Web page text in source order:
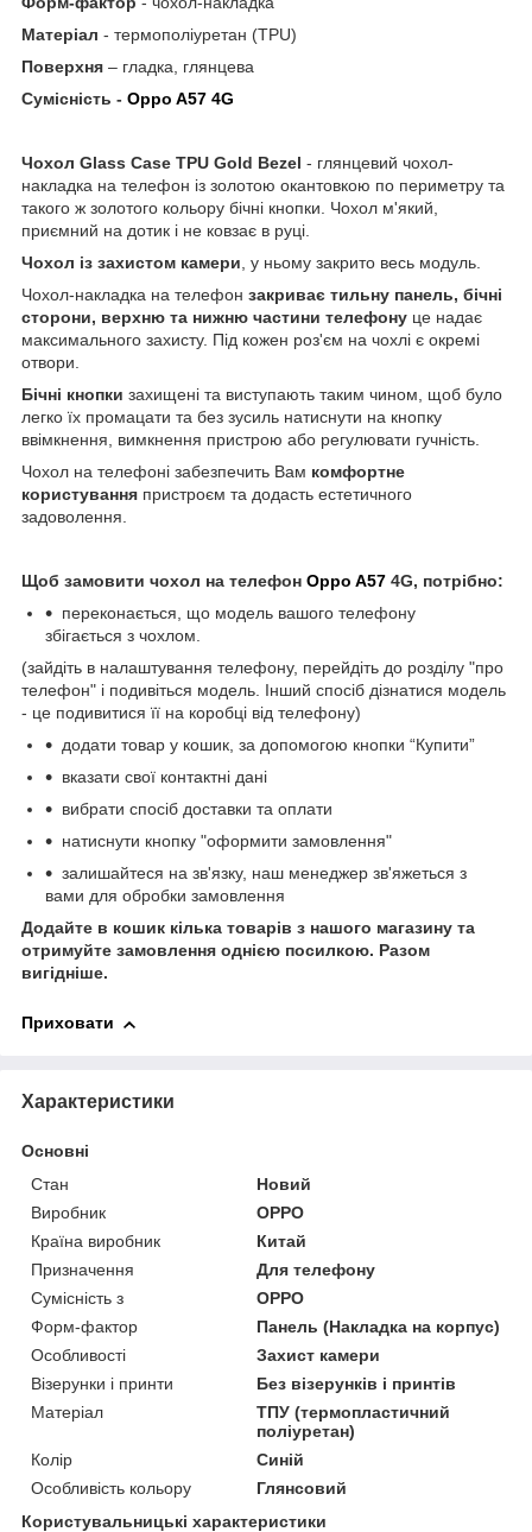
Матеріал - термополіуретан (TPU)
Поверхня – гладка, глянцева
Сумісність - Oppo A57 4G
Чохол Glass Case TPU Gold Bezel - глянцевий чохол-
накладка на телефон із золотою окантовкою по периметру та
такого ж золотого кольору бічні кнопки. Чохол м'який,
приємний на дотик і не ковзає в руці.
Чохол із захистом камери, у ньому закрито весь модуль.
Чохол-накладка на телефон закриває тильну панель, бічні
сторони, верхню та нижню частини телефону це надає
максимального захисту. Під кожен роз'єм на чохлі є окремі
отвори.
Бічні кнопки захищені та виступають таким чином, щоб було
легко їх промацати та без зусиль натиснути на кнопку
ввімкнення, вимкнення пристрою або регулювати гучність.
Чохол на телефоні забезпечить Вам комфортне
користування пристроєм та додасть естетичного
задоволення.
Щоб замовити чохол на телефон Oppo A57 4G, потрібно:
переконається, що модель вашого телефону
збігається з чохлом.
(зайдіть в налаштування телефону, перейдіть до розділу "про
телефон" і подивіться модель. Інший спосіб дізнатися модель
- це подивитися її на коробці від телефону)
додати товар у кошик, за допомогою кнопки “Купити”
вказати свої контактні дані
вибрати спосіб доставки та оплати
натиснути кнопку "оформити замовлення"
залишайтеся на зв'язку, наш менеджер зв'яжеться з
вами для обробки замовлення
Додайте в кошик кілька товарів з нашого магазину та
отримуйте замовлення однією посилкою. Разом
вигідніше.
Приховати
Характеристики
Основні
Стан
Новий
Виробник
OPPO
Країна виробник
Китай
Призначення
Для телефону
Сумісність з
OPPO
Форм-фактор
Панель (Накладка на корпус)
Особливості
Захист камери
Візерунки і принти
Без візерунків і принтів
Матеріал
ТПУ (термопластичний
поліуретан)
Колір
Синій
Особливість кольору
Глянсовий
Користувальницькі характеристики